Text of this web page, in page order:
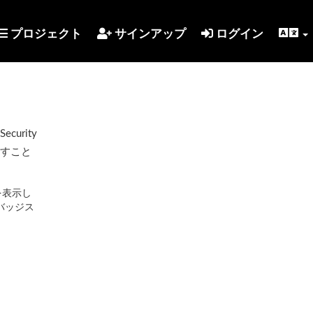
プロジェクト サインアップ ログイン
こと
示し
ッジス